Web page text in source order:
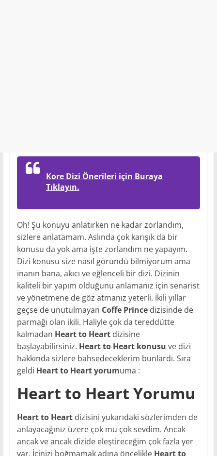
Kore Dizi Önerileri için Buraya
Tıklayın.
Oh! Şu konuyu anlatırken ne kadar zorlandım,
sizlere anlatamam. Aslında çok karışık da bir
konusu da yok ama işte zorlandım ne yapayım.
Dizi konusu size nasıl göründü bilmiyorum ama
inanın bana, akıcı ve eğlenceli bir dizi. Dizinin
kaliteli bir yapım olduğunu anlamanız için senarist
ve yönetmene de göz atmanız yeterli. İkili yıllar
geçse de unutulmayan Coffe Princedizisinde de
parmağı olan ikili. Haliyle çok da tereddütte
kalmadan Heart to Heartdizisine
başlayabilirsiniz. Heart to Heart konusu ve dizi
hakkında sizlere bahsedeceklerim bunlardı. Sıra
geldi Heart to Heart yorumuma :
Heart to Heart Yorumu
Heart to Heartdizisini yukarıdaki sözlerimden de
anlayacağınız üzere çok mu çok sevdim. Ancak
ancak ve ancak dizide eleştireceğim çok fazla yer
var. İçinizi boğmamak adına öncelikle Heart to